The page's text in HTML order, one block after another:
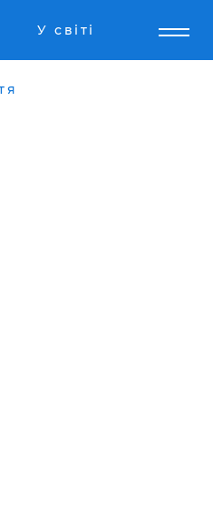
У світі